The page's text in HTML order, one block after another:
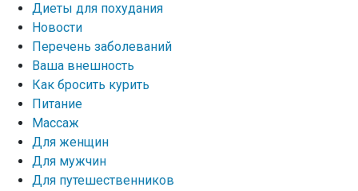
Диеты для похудания
Новости
Перечень заболеваний
Ваша внешность
Как бросить курить
Питание
Массаж
Для женщин
Для мужчин
Для путешественников